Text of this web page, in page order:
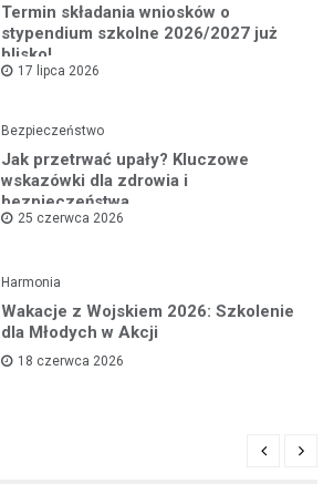
Termin składania wniosków o
stypendium szkolne 2026/2027 już
blisko!
17 lipca 2026
Bezpieczeństwo
Jak przetrwać upały? Kluczowe
wskazówki dla zdrowia i
bezpieczeństwa
25 czerwca 2026
Harmonia
Wakacje z Wojskiem 2026: Szkolenie
dla Młodych w Akcji
18 czerwca 2026